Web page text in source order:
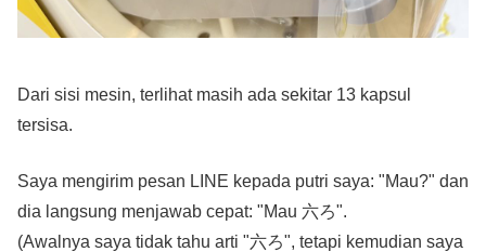
Dari sisi mesin, terlihat masih ada sekitar 13 kapsul
tersisa.
Saya mengirim pesan LINE kepada putri saya: "Mau?" dan
dia langsung menjawab cepat: "Mau 六ろ".
(Awalnya saya tidak tahu arti "六ろ", tetapi kemudian saya